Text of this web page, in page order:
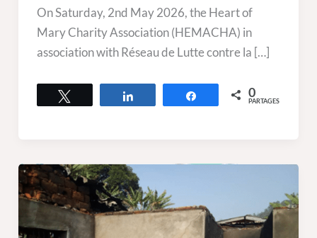
On Saturday, 2nd May 2026, the Heart of
Mary Charity Association (HEMACHA) in
association with Réseau de Lutte contre la […]
Partagez 0
PARTAGES